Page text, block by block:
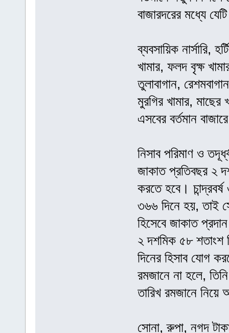
বাজারদরের মধ্যে
ব্যবসায়িক নার্সারি,
খামার, ফলদ বৃক্ষ
তুলাবাগান,
মুরগির খামার,
এসবের বর্তমান
নিসাব পরিমাণ ও
জাকাত প্রতিবছর ২
করতে হবে।
৩৬৬ দিনে হয়, তাই
হিসেবে জাকাত
২ দশমিক ৫৮ শতাংশ
দিনের হিসাব যোগ
রমজানে না হলে,
তারিখ রমজানে
সোনা, রুপা, নগদ